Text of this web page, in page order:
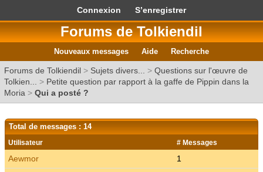
Connexion S’enregistrer
Forums de Tolkiendil
Nouveaux messages Aide Recherche
Forums de Tolkiendil > Sujets divers... > Questions sur l'œuvre de
Tolkien...
> Petite question par rapport à la gaffe de Pippin dans la
Moria > Qui a posté ?
Total de messages : 14
Utilisateur # Messages
Aewmor
1